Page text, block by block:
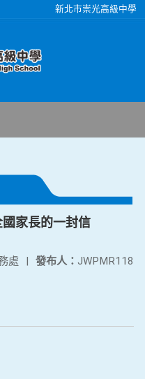
新北市崇光高級中學
家長的一封信
發布人： JWPMR118
處 |